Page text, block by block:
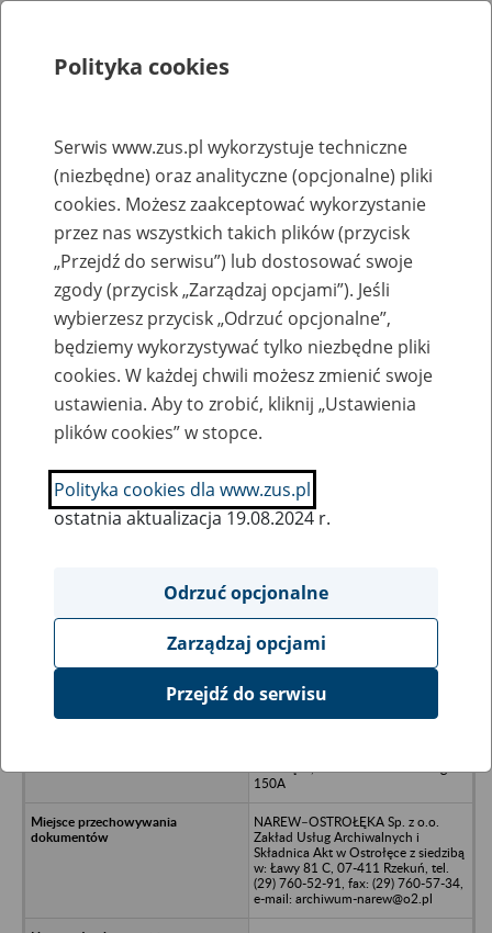
Rejestry, ewidencje i archiwa
Baza zlikwidowanych lub
przekształconych zakładów pracy
Nazwa zakładu pracy:
SZUKAJ
Ukryj wszystkie pozycje bazy
MISZMASZ Handel Hurtowy i
150A
NAREW–OSTROŁĘKA Sp. z o.o.
Zakład Usług Archiwalnych i
Składnica Akt w Ostrołęce z siedzibą
w: Ławy 81 C, 07-411 Rzekuń, tel.
(29) 760-52-91, fax: (29) 760-57-34,
e-mail: archiwum-narew@o2.pl
Polityka cookies
Serwis www.zus.pl wykorzystuje techniczne
(niezbędne) oraz analityczne (opcjonalne) pliki
cookies. Możesz zaakceptować wykorzystanie
przez nas wszystkich takich plików (przycisk
„Przejdź do serwisu”) lub dostosować swoje
zgody (przycisk „Zarządzaj opcjami”). Jeśli
wybierzesz przycisk „Odrzuć opcjonalne”,
będziemy wykorzystywać tylko niezbędne pliki
cookies. W każdej chwili możesz zmienić swoje
ustawienia. Aby to zrobić, kliknij „Ustawienia
plików cookies” w stopce.
Polityka cookies dla www.zus.pl
ostatnia aktualizacja 19.08.2024 r.
Odrzuć opcjonalne
Zarządzaj opcjami
Przejdź do serwisu